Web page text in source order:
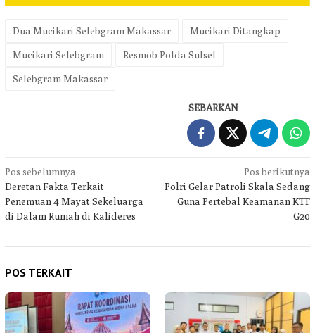
Dua Mucikari Selebgram Makassar Mucikari Ditangkap
Mucikari Selebgram Resmob Polda Sulsel
Selebgram Makassar
SEBARKAN
Navigasi
pos
Pos sebelumnya
Deretan Fakta Terkait
Penemuan 4 Mayat Sekeluarga
di Dalam Rumah di Kalideres
Pos berikutnya
Polri Gelar Patroli Skala Sedang
Guna Pertebal Keamanan KTT
G20
POS TERKAIT